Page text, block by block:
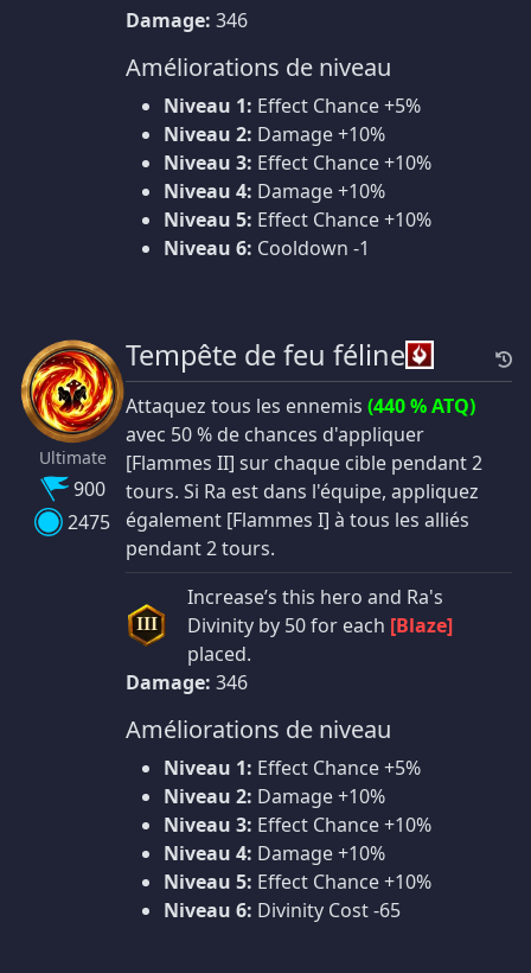
Damage: 346
Améliorations de niveau
Niveau 1: Effect Chance +5%
Niveau 2: Damage +10%
Niveau 3: Effect Chance +10%
Niveau 4: Damage +10%
Niveau 5: Effect Chance +10%
Niveau 6: Cooldown -1
Ultimate
900
2475
Tempête de feu féline
Attaquez tous les ennemis (440 % ATQ)
avec 50 % de chances d'appliquer
[Flammes II] sur chaque cible pendant 2
tours. Si Ra est dans l'équipe, appliquez
également [Flammes I] à tous les alliés
pendant 2 tours.
III
Increase’s this hero and Ra's
Divinity by 50 for each [Blaze]
placed.
Damage: 346
Améliorations de niveau
Niveau 1: Effect Chance +5%
Niveau 2: Damage +10%
Niveau 3: Effect Chance +10%
Niveau 4: Damage +10%
Niveau 5: Effect Chance +10%
Niveau 6: Divinity Cost -65